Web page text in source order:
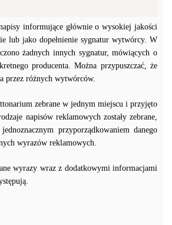
informujące głównie o wysokiej jakości
lub jako dopełnienie sygnatur wytwórcy. W
żadnych innych sygnatur, mówiących o
producenta. Można przypuszczać, że
przez różnych wytwórców.
zebrane w jednym miejscu i przyjęto
napisów reklamowych zostały zebrane,
przyporządkowaniem danego
wyrazów reklamowych.
wyrazy wraz z dodatkowymi informacjami